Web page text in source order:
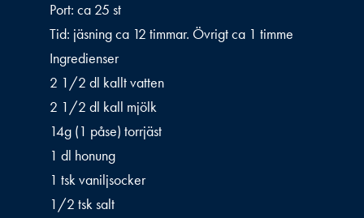
Port: ca 25 st
Tid: jäsning ca 12 timmar. Övrigt ca 1 timme
Ingredienser
2 1/2 dl kallt vatten
2 1/2 dl kall mjölk
14g (1 påse) torrjäst
1 dl honung
1 tsk vaniljsocker
1/2 tsk salt